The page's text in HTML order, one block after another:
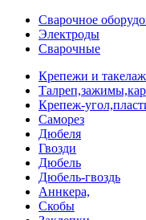
Сварочное
Электроды
Сварочные
Крепежи и
Крепеж-
Саморез
Дюбеля
Гвозди
Дюбель
Дюбель-гвоздь
Аннкера,
Скобы